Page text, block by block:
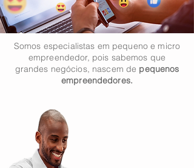
Somos especialistas em pequeno e micro
empreendedor, pois sabemos que
grandes negócios, nascem de pequenos
empreendedores.